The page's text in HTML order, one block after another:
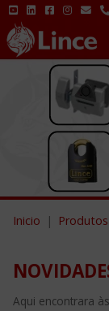
Inicio Produtos
Aqui encontrara